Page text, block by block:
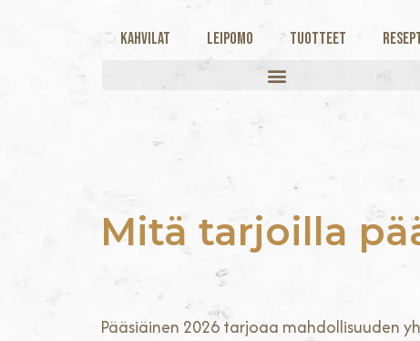
Kahvilat Leipomo Tuotteet
Mitä tarjoilla
Pääsiäinen 2026 tarjoaa mahdollisuuden